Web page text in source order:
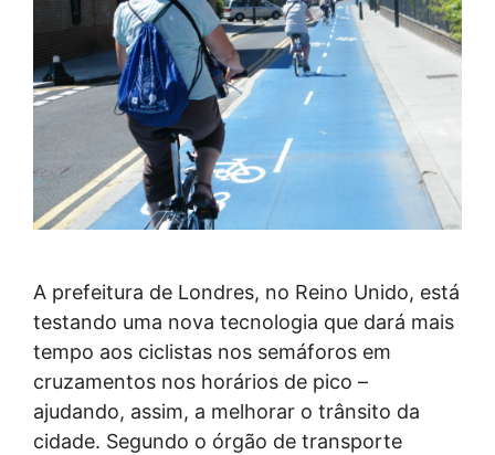
A prefeitura de Londres, no Reino Unido, está
testando uma nova tecnologia que dará mais
tempo aos ciclistas nos semáforos em
cruzamentos nos horários de pico –
ajudando, assim, a melhorar o trânsito da
cidade. Segundo o órgão de transporte